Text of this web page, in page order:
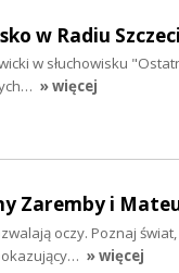
w Radiu
w słuchowisku
» więcej
Zaremby i
oczy. Poznaj
» więcej